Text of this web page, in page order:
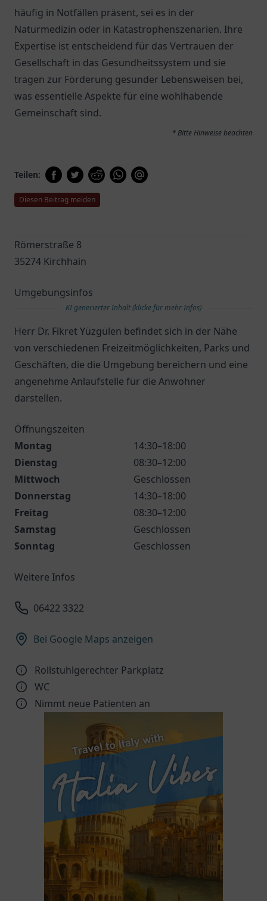
häufig in Notfällen präsent, sei es in der
Naturmedizin oder in Katastrophenszenarien. Ihre
Expertise ist entscheidend für das Vertrauen der
Gesellschaft in das Gesundheitssystem und sie
tragen zur Förderung gesunder Lebensweisen bei,
was essentielle Aspekte für eine wohlhabende
Gemeinschaft sind.
* Bitte Hinweise beachten
Teilen:
Diesen Beitrag melden
Römerstraße 8
35274 Kirchhain
Umgebungsinfos
KI generierter Inhalt (klicke für mehr Infos)
Herr Dr. Fikret Yüzgülen befindet sich in der Nähe
von verschiedenen Freizeitmöglichkeiten, Parks und
Geschäften, die die Umgebung bereichern und eine
angenehme Anlaufstelle für die Anwohner
darstellen.
Öffnungszeiten
Montag
14:30–18:00
Dienstag
08:30–12:00
Mittwoch
Geschlossen
Donnerstag
14:30–18:00
Freitag
08:30–12:00
Samstag
Geschlossen
Sonntag
Geschlossen
Weitere Infos
06422 3322
Bei Google Maps anzeigen
Rollstuhlgerechter Parkplatz
WC
Nimmt neue Patienten an